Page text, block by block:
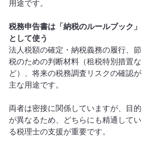
用途です。
税務申告書は「納税のルールブック」
として使う
法人税額の確定・納税義務の履行、節
税のための判断材料（租税特別措置な
ど）、将来の税務調査リスクの確認が
主な用途です。
両者は密接に関係していますが、目的
が異なるため、どちらにも精通してい
る税理士の支援が重要です。